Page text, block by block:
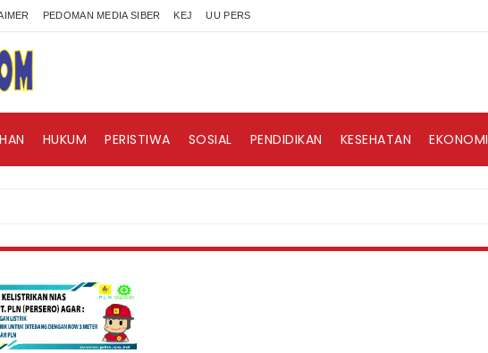
PEDOMAN MEDIA SIBER KEJ UU PERS
HUKUM PERISTIWA SOSIAL PENDIDIKAN KESEHATAN EKONOMI